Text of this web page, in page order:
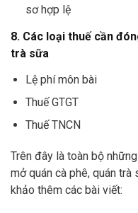
sơ hợp lệ
8. Các loại thuế cần
trà sữa
Lệ phí môn bài
Thuế GTGT
Thuế TNCN
Trên đây là toàn bộ
mở quán cà phê, quán trà
khảo thêm các bài viết: